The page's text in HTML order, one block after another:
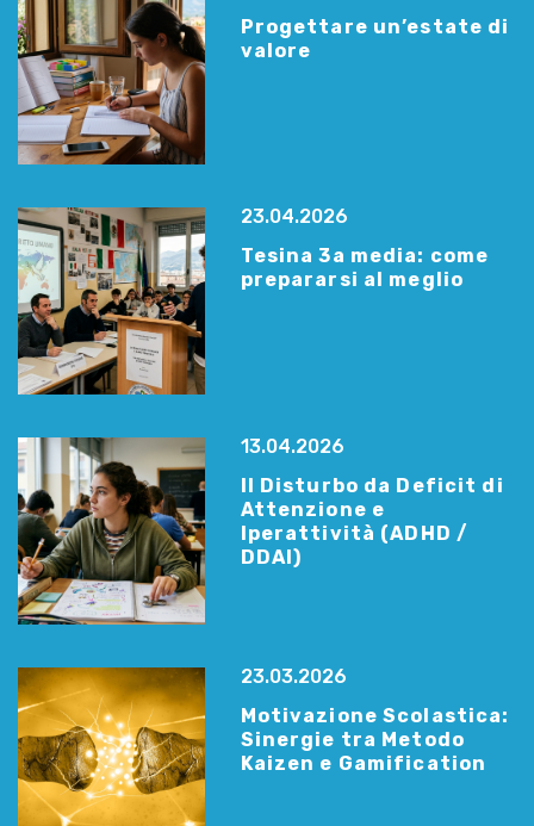
Progettare un’estate di
valore
23.04.2026
Tesina 3a media: come
prepararsi al meglio
13.04.2026
Il Disturbo da Deficit di
Attenzione e
Iperattività (ADHD /
DDAI)
23.03.2026
Motivazione Scolastica:
Sinergie tra Metodo
Kaizen e Gamification